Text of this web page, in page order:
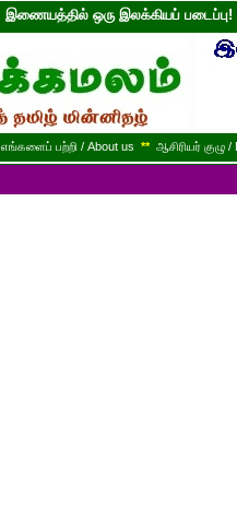
இணையத்தில் ஒரு இலக்கியப்
எங்களைப் பற்றி / About us ** ஆசிரியர் குழு